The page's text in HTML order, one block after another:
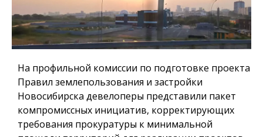
На профильной комиссии по подготовке проекта
Правил землепользования и застройки
Новосибирска девелоперы представили пакет
компромиссных инициатив, корректирующих
требования прокуратуры к минимальной